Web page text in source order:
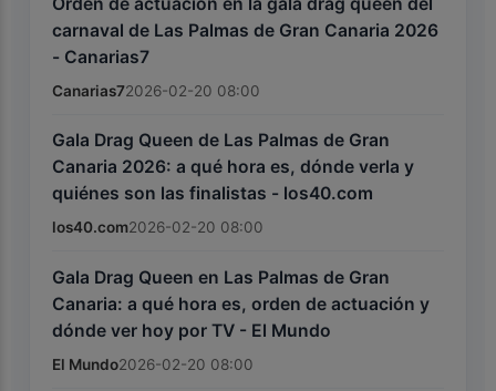
carnaval de Las Palmas de Gran Canaria 2026
- Canarias7
Canarias72026-02-20 08:00
Gala Drag Queen de Las Palmas de Gran
Canaria 2026: a qué hora es, dónde verla y
quiénes son las finalistas - los40.com
los40.com2026-02-20 08:00
Gala Drag Queen en Las Palmas de Gran
Canaria: a qué hora es, orden de actuación y
dónde ver hoy por TV - El Mundo
El Mundo2026-02-20 08:00